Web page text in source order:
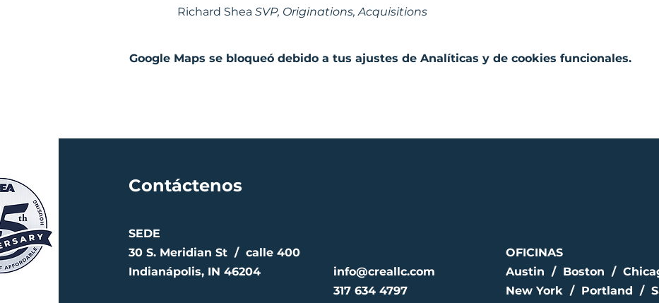
Richard Shea SVP, Originations, Acquisitions
Google Maps se bloqueó debido a tus ajustes de Analíticas y de cookies funcionales.
Contáctenos
SEDE
30 S. Meridian St / calle 400
Indianápolis, IN 46204
info@creallc.com
317 634 4797
OFICINAS
Austin / Boston /
New York / Portland /